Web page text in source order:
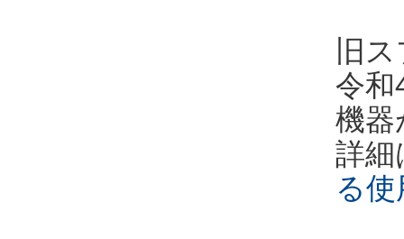
旧
令和
機器
詳
る